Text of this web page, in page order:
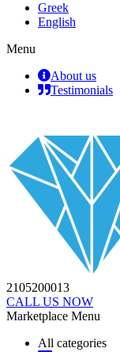
Greek
English
Menu
About us
Testimonials
2105200013
CALL US NOW
Marketplace Menu
All categories